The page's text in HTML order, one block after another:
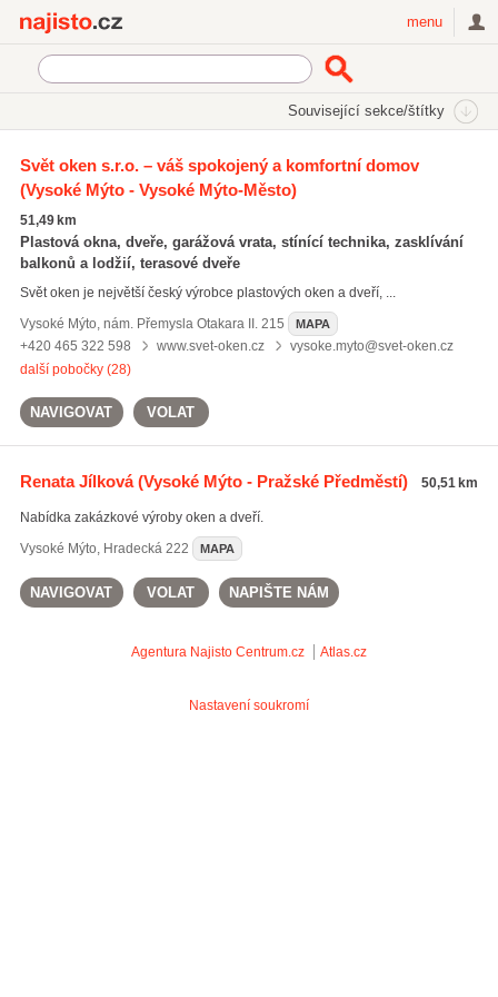
menu
Související sekce/štítky
Plastová okna (988)
Dveře a zárubně
Eurookna a dřevěná okna
(379)
Svět oken s.r.o. – váš spokojený a komfortní domov
(Vysoké Mýto - Vysoké Mýto-Město)
51,49 km
Plastová okna, dveře, garážová vrata, stínící technika, zasklívání
balkonů a lodžií, terasové dveře
Svět oken je největší český výrobce plastových oken a dveří, ...
Vysoké Mýto, nám. Přemysla Otakara II. 215 MAPA
+420 465 322 598 www.svet-oken.cz
vysoke.myto@svet-oken.cz
další pobočky (28)
NAVIGOVAT VOLAT
Renata Jílková(Vysoké Mýto - Pražské Předměstí) 50,51 km
Nabídka zakázkové výroby oken a dveří.
Vysoké Mýto, Hradecká 222 MAPA
NAVIGOVAT VOLAT NAPIŠTE NÁM
Agentura Najisto Centrum.cz Atlas.cz
Nastavení soukromí